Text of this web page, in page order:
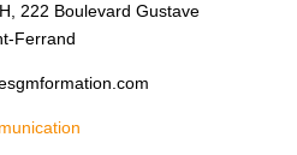
222 Boulevard Gustave
Ferrand